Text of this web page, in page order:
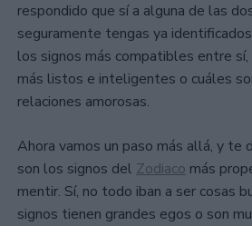
respondido que sí a alguna de las
seguramente tengas ya
los signos más compatibles entre
más listos e inteligentes o cuáles
relaciones amorosas.
Ahora vamos un paso más allá, y te
son los signos del Zodiaco más
mentir. Sí, no todo iban a ser cosas
signos tienen grandes egos o son